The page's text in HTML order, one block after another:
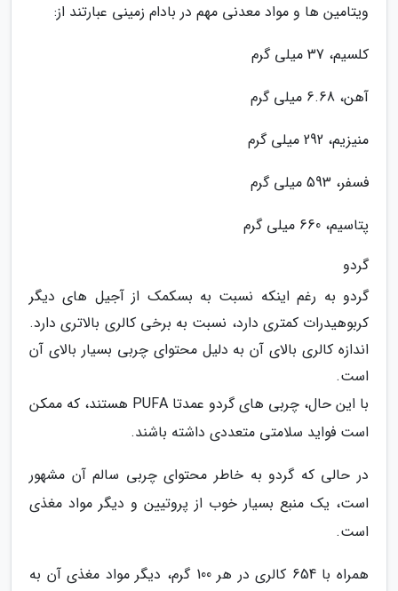
ویتامین ها و مواد معدنی مهم در بادام زمینی عبارتند از:
کلسیم، 37 میلی گرم
آهن، 6.68 میلی گرم
منیزیم، 292 میلی گرم
فسفر، 593 میلی گرم
پتاسیم، 660 میلی گرم
گردو
گردو به رغم اینکه نسبت به بسکمک از آجیل های دیگر
کربوهیدرات کمتری دارد، نسبت به برخی کالری بالاتری دارد.
اندازه کالری بالای آن به دلیل محتوای چربی بسیار بالای آن
است.
با این حال، چربی های گردو عمدتا PUFA هستند، که ممکن
است فواید سلامتی متعددی داشته باشند.
در حالی که گردو به خاطر محتوای چربی سالم آن مشهور
است، یک منبع بسیار خوب از پروتیین و دیگر مواد مغذی
است.
همراه با 654 کالری در هر 100 گرم، دیگر مواد مغذی آن به